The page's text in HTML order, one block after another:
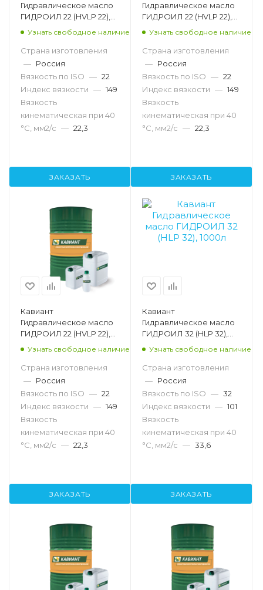
Гидравлическое масло
ГИДРОИЛ 22 (HVLP 22),
Узнать свободное наличие
Страна изготовления
— Россия
Вязкость по ISO — 22
Индекс вязкости — 149
Вязкость
кинематическая при 40
°С, мм2/с — 22,3
ЗАКАЗАТЬ
Гидравлическое масло
ГИДРОИЛ 22 (HVLP 22),
Узнать свободное наличие
Страна изготовления
— Россия
Вязкость по ISO — 22
Индекс вязкости — 149
Вязкость
кинематическая при 40
°С, мм2/с — 22,3
ЗАКАЗАТЬ
Кавиант
Гидравлическое масло
ГИДРОИЛ 22 (HVLP 22),
20лУзнать свободное наличие
Страна изготовления
— Россия
Вязкость по ISO — 22
Индекс вязкости — 149
Вязкость
кинематическая при 40
°С, мм2/с — 22,3
ЗАКАЗАТЬ
Кавиант
Гидравлическое масло
ГИДРОИЛ 32 (HLP 32),
1000л
Узнать свободное наличие
Страна изготовления
— Россия
Вязкость по ISO — 32
Индекс вязкости — 101
Вязкость
кинематическая при 40
°С, мм2/с — 33,6
ЗАКАЗАТЬ